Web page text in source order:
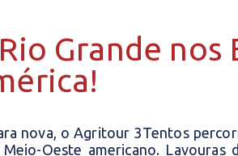
Grande nos
nova, o Agritour 3Tentos
Oeste americano.